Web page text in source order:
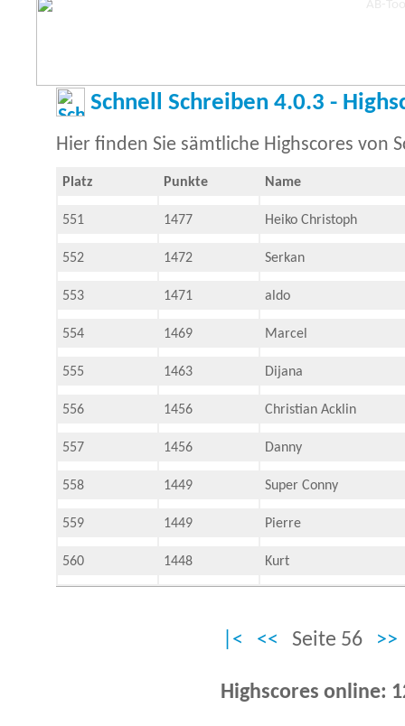
Schnell Schreiben 4.0.3 -
Hier finden Sie sämtliche Highscores von
Platz Punkte Name
551 1477 Heiko Christoph
552 1472 Serkan
553 1471 aldo
554 1469 Marcel
555 1463 Dijana
556 1456 Christian Acklin
557 1456 Danny
558 1449 Super Conny
559 1449 Pierre
560 1448 Kurt
|< << Seite 56 >>
Highscores online: